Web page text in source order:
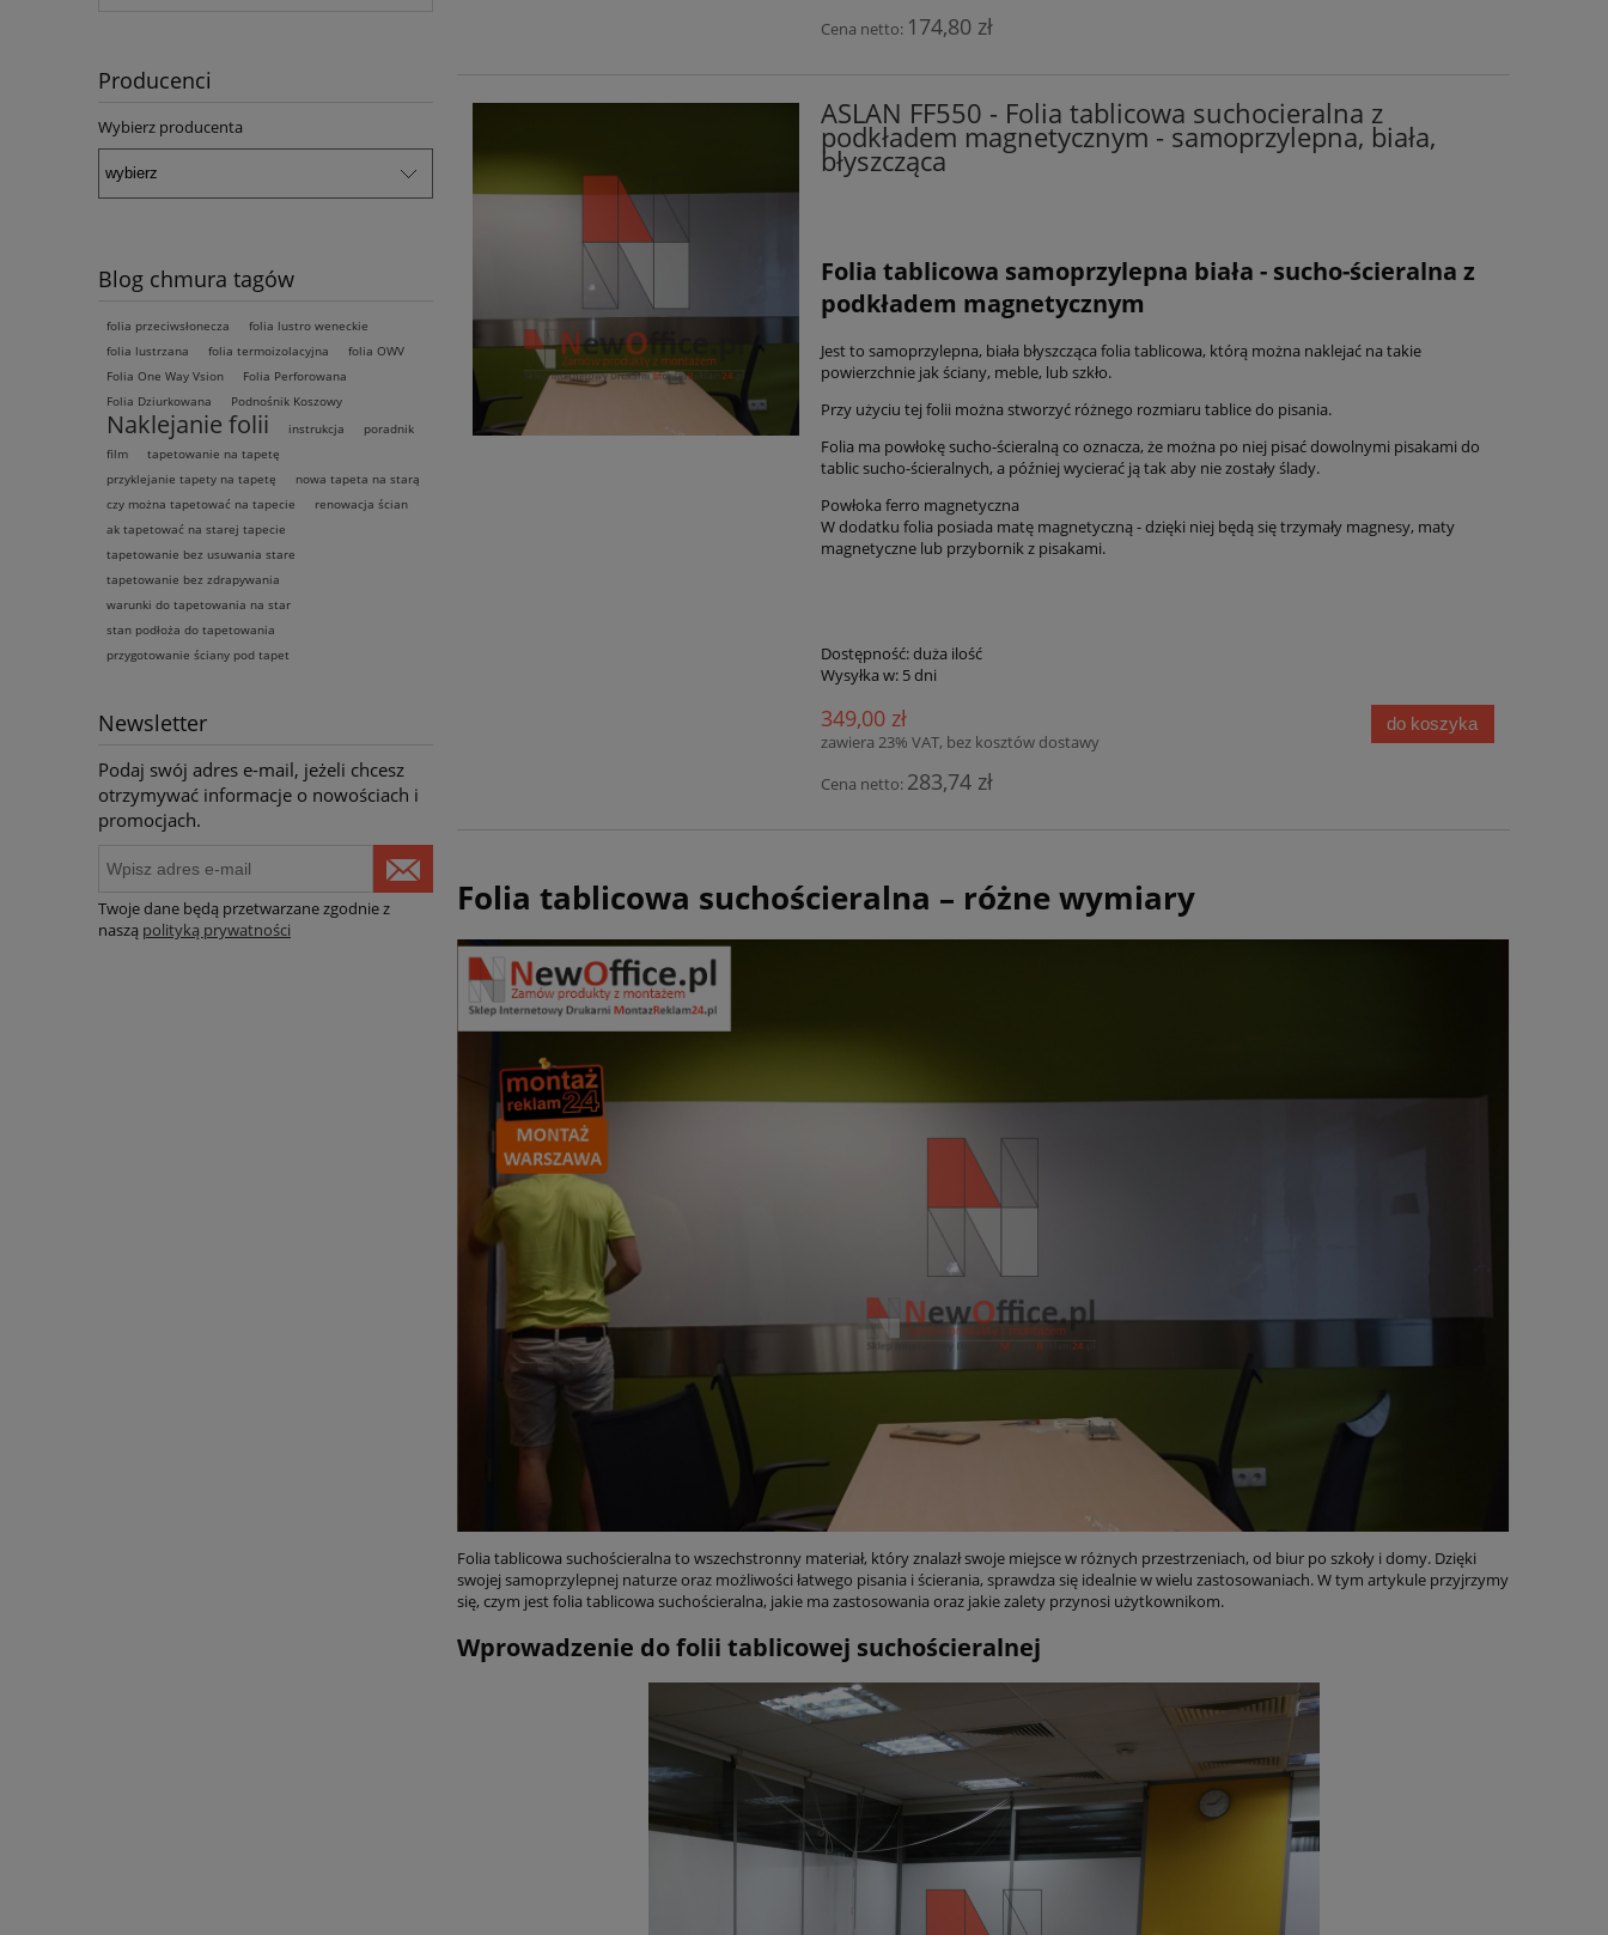
Producenci
Wybierz producenta
Blog chmura tagów
folia przeciwsłonecza
folia lustro weneckie
folia lustrzana
folia termoizolacyjna
folia OWV
Folia One Way Vsion
Folia Perforowana
Folia Dziurkowana
Podnośnik Koszowy
Naklejanie folii instrukcja
poradnik
film
tapetowanie na tapetę
przyklejanie tapety na tapetę
nowa tapeta na starą
czy można tapetować na tapecie
renowacja ścian
ak tapetować na starej tapecie
tapetowanie bez usuwania stare
tapetowanie bez zdrapywania
warunki do tapetowania na star
stan podłoża do tapetowania
przygotowanie ściany pod tapet
Newsletter
Podaj swój adres e-mail, jeżeli chcesz
otrzymywać informacje o nowościach i
promocjach.
Twoje dane będą przetwarzane zgodnie z
naszą polityką prywatności
Cena netto: 174,80 zł
ASLAN FF550 - Folia tablicowa suchocieralna z
podkładem magnetycznym - samoprzylepna, biała,
błyszcząca
Folia tablicowa samoprzylepna biała - sucho-ścieralna z
podkładem magnetycznym
Jest to samoprzylepna, biała błyszcząca folia tablicowa, którą można naklejać na takie
powierzchnie jak ściany, meble, lub szkło.
Przy użyciu tej folii można stworzyć różnego rozmiaru tablice do pisania.
Folia ma powłokę sucho-ścieralną co oznacza, że można po niej pisać dowolnymi pisakami do
tablic sucho-ścieralnych, a później wycierać ją tak aby nie zostały ślady.
Powłoka ferro magnetyczna
W dodatku folia posiada matę magnetyczną - dzięki niej będą się trzymały magnesy, maty
magnetyczne lub przybornik z pisakami.
Dostępność:duża ilość
Wysyłka w: 5 dni
349,00 zł
zawiera 23% VAT, bez kosztów dostawy
Cena netto: 283,74 zł
do koszyka
Folia tablicowa suchościeralna – różne wymiary
Folia tablicowa suchościeralna to wszechstronny materiał, który znalazł swoje miejsce w różnych przestrzeniach, od biur po szkoły i domy. Dzięki
swojej samoprzylepnej naturze oraz możliwości łatwego pisania i ścierania, sprawdza się idealnie w wielu zastosowaniach. W tym artykule przyjrzymy
się, czym jest folia tablicowa suchościeralna, jakie ma zastosowania oraz jakie zalety przynosi użytkownikom.
Wprowadzenie do folii tablicowej suchościeralnej